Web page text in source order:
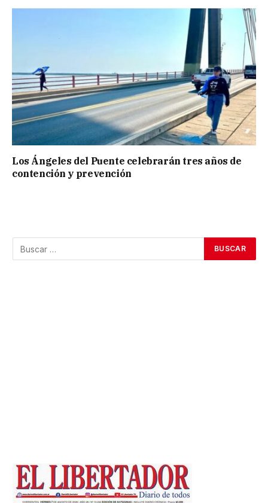
Los Ángeles del Puente celebrarán tres años de
contención y prevención